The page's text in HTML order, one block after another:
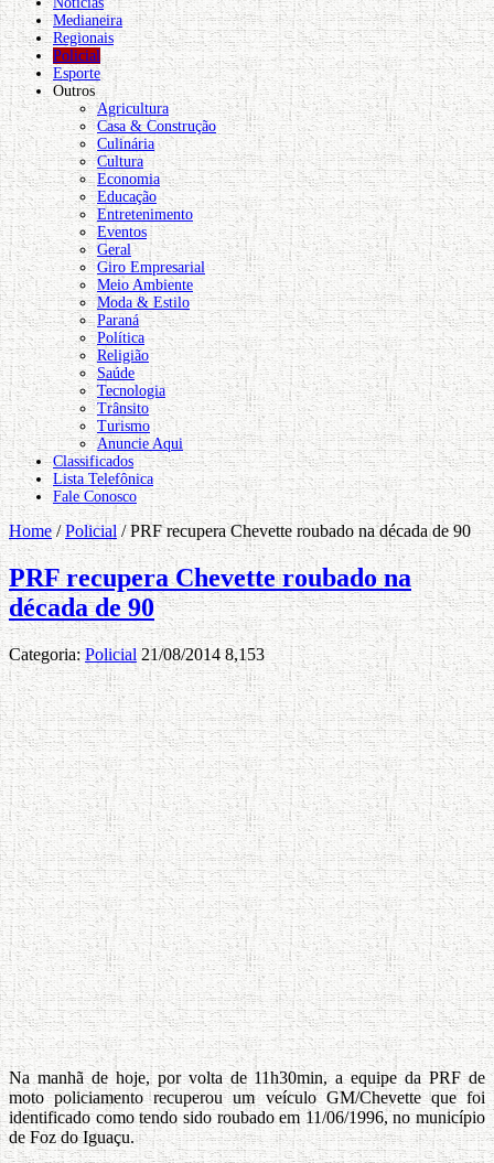
Medianeira
Regionais
Policial
Esporte
Outros
Agricultura
Casa & Construção
Culinária
Cultura
Economia
Educação
Entretenimento
Eventos
Geral
Giro Empresarial
Meio Ambiente
Moda & Estilo
Paraná
Política
Religião
Saúde
Tecnologia
Trânsito
Turismo
Anuncie Aqui
Classificados
Lista Telefônica
Fale Conosco
Home/Policial/PRF recupera Chevette roubado na década de 90
PRF recupera Chevette roubado na
década de 90
Categoria:Policial 21/08/2014 8,153
Na manhã de hoje, por volta de 11h30min, a equipe da PRF de
moto policiamento recuperou um veículo GM/Chevette que foi
identificado como tendo sido roubado em 11/06/1996, no município
de Foz do Iguaçu.